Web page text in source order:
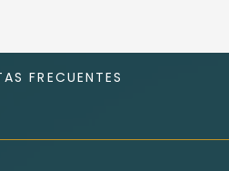
FRECUENTES